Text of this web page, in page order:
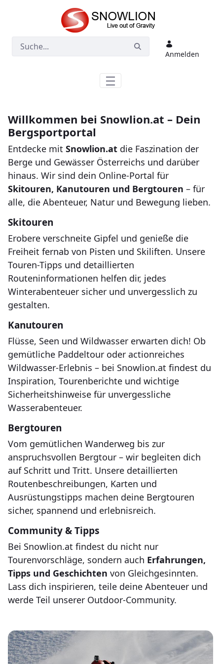
Zum Hauptinhalt springen
Anmelden
Willkommen bei Snowlion.at – Dein
Bergsportportal
Entdecke mit Snowlion.at die Faszination der
Berge und Gewässer Österreichs und darüber
hinaus. Wir sind dein Online-Portal für
Skitouren, Kanutouren und Bergtouren – für
alle, die Abenteuer, Natur und Bewegung lieben.
Skitouren
Erobere verschneite Gipfel und genieße die
Freiheit fernab von Pisten und Skiliften. Unsere
Touren-Tipps und detaillierten
Routeninformationen helfen dir, jedes
Winterabenteuer sicher und unvergesslich zu
gestalten.
Kanutouren
Flüsse, Seen und Wildwasser erwarten dich! Ob
gemütliche Paddeltour oder actionreiches
Wildwasser-Erlebnis – bei Snowlion.at findest du
Inspiration, Tourenberichte und wichtige
Sicherheitshinweise für unvergessliche
Wasserabenteuer.
Bergtouren
Vom gemütlichen Wanderweg bis zur
anspruchsvollen Bergtour – wir begleiten dich
auf Schritt und Tritt. Unsere detaillierten
Routenbeschreibungen, Karten und
Ausrüstungstipps machen deine Bergtouren
sicher, spannend und erlebnisreich.
Community & Tipps
Bei Snowlion.at findest du nicht nur
Tourenvorschläge, sondern auch Erfahrungen,
Tipps und Geschichten von Gleichgesinnten.
Lass dich inspirieren, teile deine Abenteuer und
werde Teil unserer Outdoor-Community.